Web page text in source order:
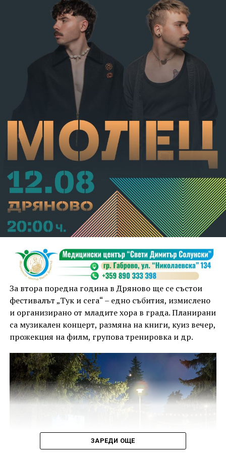
от наказателна отговорност и му е наложено
административно наказание по реда на чл.78а ал.1
от НК – глоба в размер на 306,77 евро.
С постановление на Районна прокуратура-Габрово
В.А. е бил задържан за срок до 72 часа, а с
определение на Районен съд-Габрово спрямо него е
взета мярка за неотклонение „домашен арест“.
Съдебният акт е окончателен.
За втора поредна година в Дряново ще се състои
фестивалът „Тук и сега“ – едно събития, измислено
и организирано от младите хора в града. Планирани
са музикален концерт, размяна на книги, куиз вечер,
прожекция на филм, групова тренировка и др.
ЗАРЕДИ ОЩЕ